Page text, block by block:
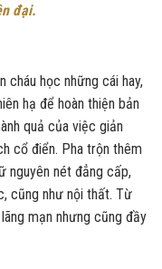
đại.
cháu học những cái hay,
hạ để hoàn thiện bản
quả của việc giản
cổ điển. Pha trộn thêm
nguyên nét đẳng cấp,
cũng như nội thất. Từ
mạn nhưng cũng đầy